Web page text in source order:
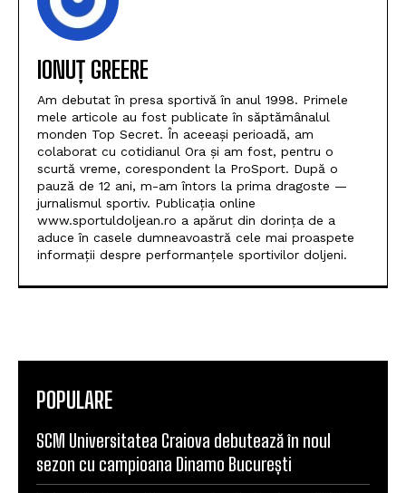
IONUȚ GREERE
Am debutat în presa sportivă în anul 1998. Primele
mele articole au fost publicate în săptămânalul
monden Top Secret. În aceeași perioadă, am
colaborat cu cotidianul Ora și am fost, pentru o
scurtă vreme, corespondent la ProSport. După o
pauză de 12 ani, m-am întors la prima dragoste —
jurnalismul sportiv. Publicația online
www.sportuldoljean.ro a apărut din dorința de a
aduce în casele dumneavoastră cele mai proaspete
informații despre performanțele sportivilor doljeni.
POPULARE
SCM Universitatea Craiova debutează în noul
sezon cu campioana Dinamo București